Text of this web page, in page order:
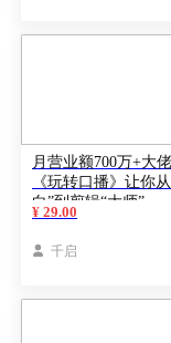
月营业额700万+大
《玩转口播》让你
白”到剪辑“大师”
¥ 29.00
 千启